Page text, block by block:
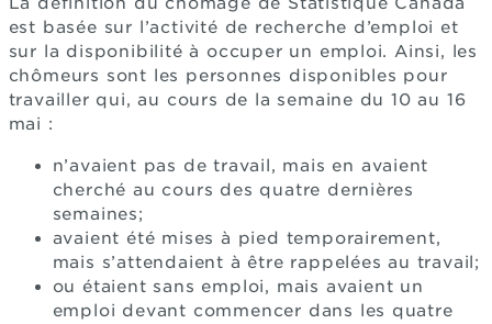
est basée sur l’activité de recherche d’emploi et
sur la disponibilité à occuper un emploi. Ainsi, les
chômeurs sont les personnes disponibles pour
travailler qui, au cours de la semaine du 10 au 16
mai :
n’avaient pas de travail, mais en avaient
cherché au cours des quatre dernières
semaines;
avaient été mises à pied temporairement,
mais s’attendaient à être rappelées au travail;
ou étaient sans emploi, mais avaient un
emploi devant commencer dans les quatre